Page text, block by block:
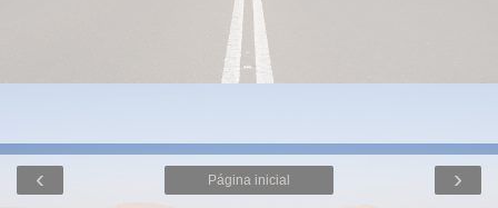
‹ ›
Página inicial